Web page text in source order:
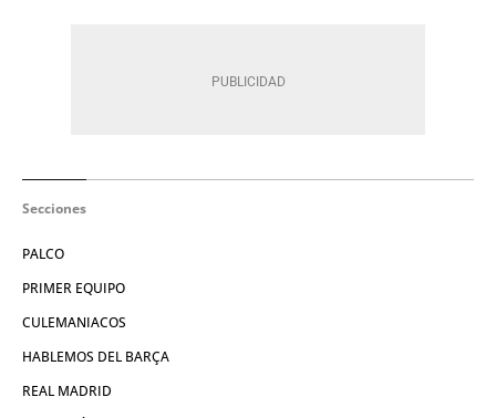
Secciones
PALCO
PRIMER EQUIPO
CULEMANIACOS
HABLEMOS DEL BARÇA
REAL MADRID